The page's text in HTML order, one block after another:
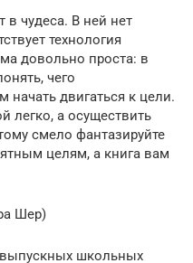
в чудеса. В ней нет
технология
довольно проста: в
чего
начать двигаться к цели.
легко, а осуществить
смело фантазируйте
целям, а книга вам
Шер)
школьных